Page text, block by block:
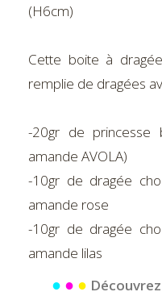
(H6cm)
Cette boite à
remplie de dragées
-20gr de princesse
amande AVOLA)
-10gr de dragée
amande rose
-10gr de dragée
amande lilas
● ● ●